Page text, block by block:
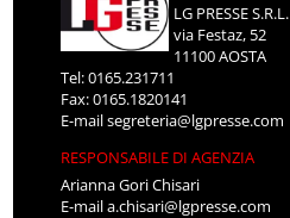
LG PRESSE S.R.L.
via Festaz, 52
11100 AOSTA
Tel: 0165.231711
Fax: 0165.1820141
E-mailsegreteria@lgpresse.com
RESPONSABILE DI AGENZIA
Arianna Gori Chisari
E-maila.chisari@lgpresse.com